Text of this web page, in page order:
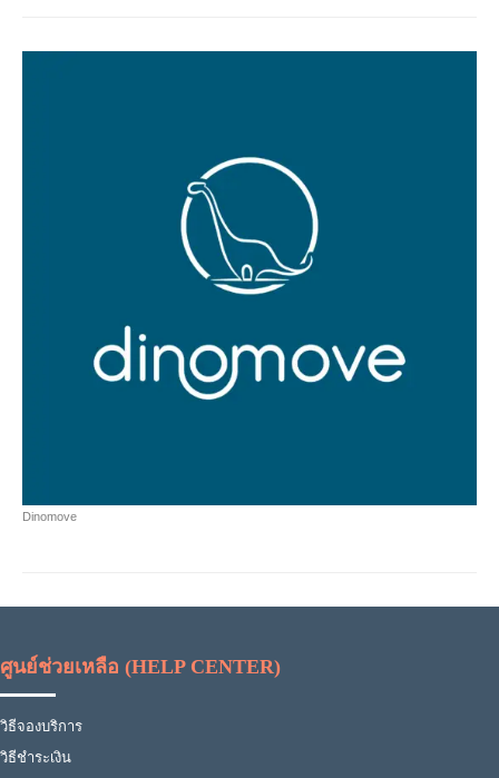
Dinomove
ศูนย์ช่วยเหลือ (HELP CENTER)
วิธีจองบริการ
วิธีชำระเงิน